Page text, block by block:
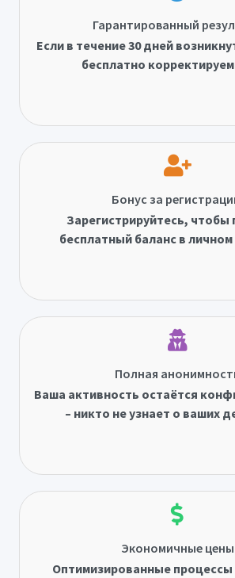
Гарантированный
Если в течение 30 дней
бесплатно
Бонус за
Зарегистрируйтесь, чтобы
бесплатный баланс в
Полная
Ваша активность остаётся
– никто не узнает о ваших
Экономичные цены
Оптимизированные